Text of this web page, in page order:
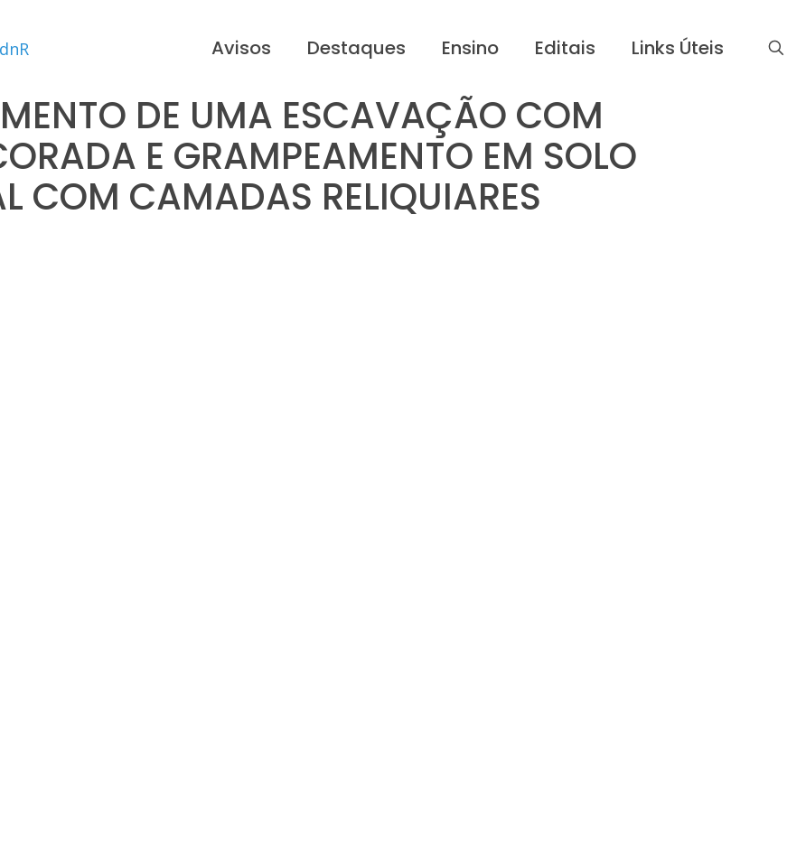
Avisos Destaques Ensino Editais Links Úteis
DE UMA ESCAVAÇÃO COM
E GRAMPEAMENTO EM SOLO
COM CAMADAS RELIQUIARES